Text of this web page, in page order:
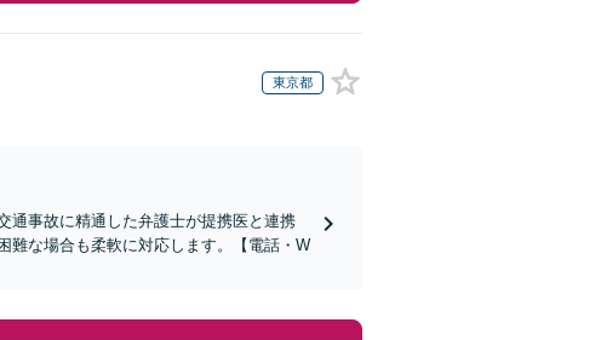
東京都
通事故に精通した弁護士が提携医と連携
難な場合も柔軟に対応します。【電話・W